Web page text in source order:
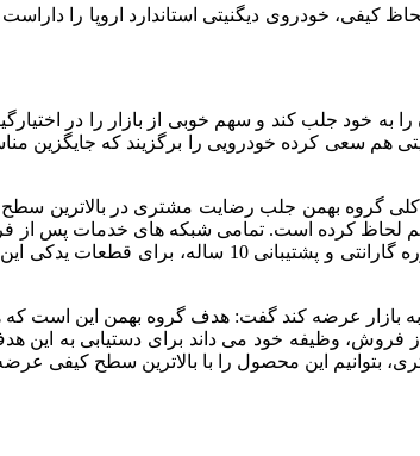
به خود جلب کند و سهم خوبی از بازار را در
هم سعی کرده خودرویی را برگزیند که جایگزین
گروه بهمن جلب رضایت مشتری در بالاترین
لحاظ کرده است. تمامی شبکه های خدمات پس از
در خصوص ارائه خدمات پس از فروش و پشتیبانی مشتری را دیده اند و به مشتری این
بهمن موتور یکی از اولین خودرو سازی هایی است که توانسته خودروی 5 ستاره کیفی را به بازار عرضه کند
از فروش، وظیفه خود می داند برای دستیابی به
بتوانیم این محصول را با بالاترین سطح کیفی